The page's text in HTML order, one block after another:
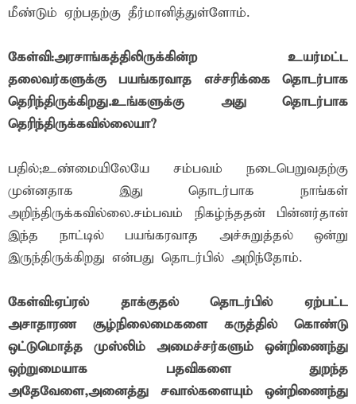
மீண்டும் ஏற்பதற்கு தீர்மானித்துள்ளோம்.
கேள்வி:அரசாங்கத்திலிருக்கின்ற உயர்மட்ட
தலைவர்களுக்கு பயங்கரவாத எச்சரிக்கை தொடர்பாக
தெரிந்திருக்கிறது.உங்களுக்கு அது தொடர்பாக
தெரிந்திருக்கவில்லையா?
பதில்;உண்மையிலேயே சம்பவம் நடைபெறுவதற்கு
முன்னதாக இது தொடர்பாக நாங்கள்
அறிந்திருக்கவில்லை.சம்பவம் நிகழ்ந்ததன் பின்னர்தான்
இந்த நாட்டில் பயங்கரவாத அச்சுறுத்தல் ஒன்று
இருந்திருக்கிறது என்பது தொடர்பில் அறிந்தோம்.
கேள்வி:ஏப்ரல் தாக்குதல் தொடர்பில் ஏற்பட்ட
அசாதாரண சூழ்நிலைமைகளை கருத்தில் கொண்டு
ஒட்டுமொத்த முஸ்லிம் அமைச்சர்களும் ஒன்றிணைந்து
ஒற்றுமையாக பதவிகளை துறந்த
அதேவேளை,அனைத்து சவால்களையும் ஒன்றிணைந்து